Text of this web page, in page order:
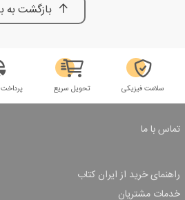
بازگشت به
سلامت فیزیکی تحویل سریع پرداخت در
تماس با ما
راهنمای خرید از ایران کتاب
ثبت سفارش
شرایط ارسال سفارش
شیوه پرداخت
تخفیف‌های خرید
خدمات مشتریان